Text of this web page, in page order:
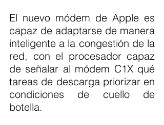
El nuevo módem de Apple es
capaz de adaptarse de manera
inteligente a la congestión de la
red, con el procesador capaz
de señalar al módem C1X qué
tareas de descarga priorizar en
condiciones de cuello de
botella.